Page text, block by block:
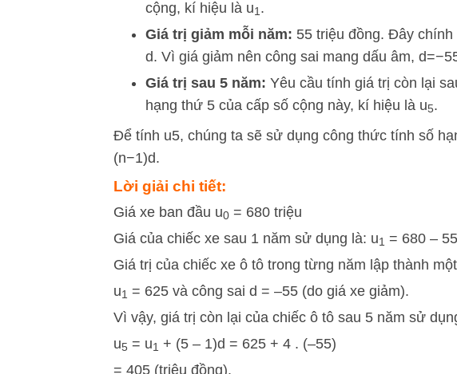
cộng, kí hiệu là u1.
Giá trị giảm mỗi năm: 55 triệu đồng. Đây chính
d. Vì giá giảm nên công sai mang dấu âm, d=−
Giá trị sau 5 năm: Yêu cầu tính giá trị còn lại
hạng thứ 5 của cấp số cộng này, kí hiệu là u5.
Để tính u5, chúng ta sẽ sử dụng công thức tính số
(n−1)d.
Lời giải chi tiết:
Giá xe ban đầu u0 = 680 triệu
Giá của chiếc xe sau 1 năm sử dụng là: u1 = 680 –
Giá trị của chiếc xe ô tô trong từng năm lập thành
u1 = 625 và công sai d = –55 (do giá xe giảm).
Vì vậy, giá trị còn lại của chiếc ô tô sau 5 năm sử
u5 = u1 + (5 – 1)d = 625 + 4 . (–55)
= 405 (triệu đồng).